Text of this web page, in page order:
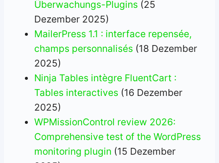
Überwachungs-Plugins (25
Dezember 2025)
MailerPress 1.1 : interface repensée,
champs personnalisés (18 Dezember
2025)
Ninja Tables intègre FluentCart :
Tables interactives (16 Dezember
2025)
WPMissionControl review 2026:
Comprehensive test of the WordPress
monitoring plugin (15 Dezember